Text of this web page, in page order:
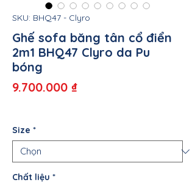
SKU: BHQ47 - Clyro
Ghế sofa băng tân cổ điển
2m1 BHQ47 Clyro da Pu
bóng
9.700.000 ₫Giá
Size *
Chất liệu *